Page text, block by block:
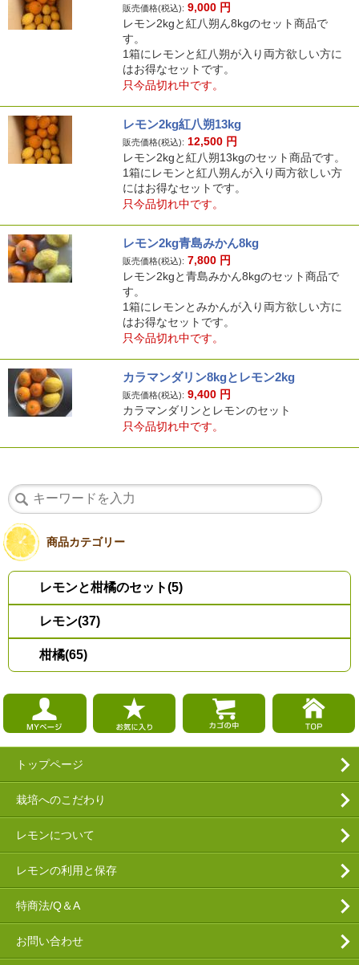
販売価格(税込): 9,000 円
レモン2kgと紅八朔ん8kgのセット商品で
す。
1箱にレモンと紅八朔が入り両方欲しい方に
はお得なセットです。
只今品切れ中です。
レモン2kg紅八朔13kg
販売価格(税込): 12,500 円
レモン2kgと紅八朔13kgのセット商品です。
1箱にレモンと紅八朔んが入り両方欲しい方
にはお得なセットです。
只今品切れ中です。
レモン2kg青島みかん8kg
販売価格(税込): 7,800 円
レモン2kgと青島みかん8kgのセット商品で
す。
1箱にレモンとみかんが入り両方欲しい方に
はお得なセットです。
只今品切れ中です。
カラマンダリン8kgとレモン2kg
販売価格(税込): 9,400 円
カラマンダリンとレモンのセット
只今品切れ中です。
商品カテゴリー
レモンと柑橘のセット(5)
レモン(37)
柑橘(65)
トップページ
栽培へのこだわり
レモンについて
レモンの利用と保存
特商法/Q＆A
お問い合わせ